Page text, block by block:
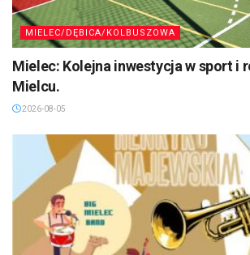
MIELEC/DĘBICA/KOLBUSZOWA
Mielec: Kolejna inwestycja w sport i
Mielcu.
2026-08-05